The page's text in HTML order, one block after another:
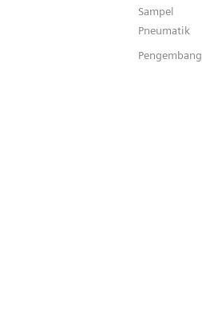
Sampel
Pneumatik
Pengembang